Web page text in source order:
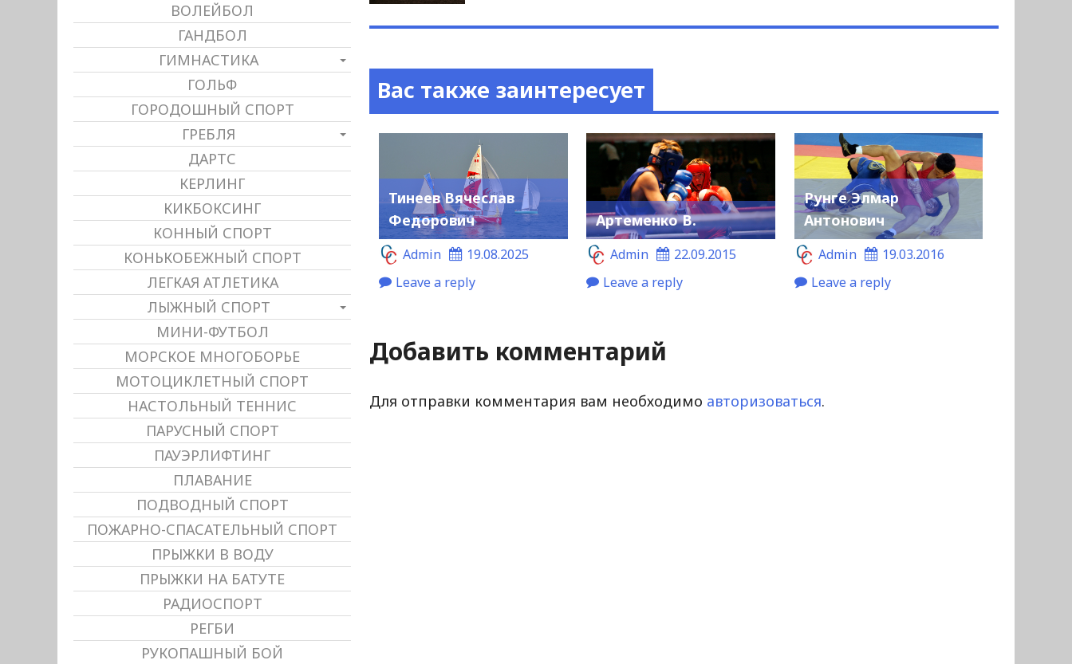
Вас также заинтересует
Тинеев Вячеслав
Федорович
Admin
19.08.2025
Leave a reply
Артеменко В.
Admin
22.09.2015
Leave a reply
Рунге Элмар
Антонович
Admin
19.03.2016
Leave a reply
Добавить комментарий
Для отправки комментария вам необходимо авторизоваться.
ВОЛЕЙБОЛ
ГАНДБОЛ
ГИМНАСТИКА
ГОЛЬФ
ГОРОДОШНЫЙ СПОРТ
ГРЕБЛЯ
ДАРТС
КЕРЛИНГ
КИКБОКСИНГ
КОННЫЙ СПОРТ
КОНЬКОБЕЖНЫЙ СПОРТ
ЛЕГКАЯ АТЛЕТИКА
ЛЫЖНЫЙ СПОРТ
МИНИ-ФУТБОЛ
МОРСКОЕ МНОГОБОРЬЕ
МОТОЦИКЛЕТНЫЙ СПОРТ
НАСТОЛЬНЫЙ ТЕННИС
ПАРУСНЫЙ СПОРТ
ПАУЭРЛИФТИНГ
ПЛАВАНИЕ
ПОДВОДНЫЙ СПОРТ
ПОЖАРНО-СПАСАТЕЛЬНЫЙ СПОРТ
ПРЫЖКИ В ВОДУ
ПРЫЖКИ НА БАТУТЕ
РАДИОСПОРТ
РЕГБИ
РУКОПАШНЫЙ БОЙ